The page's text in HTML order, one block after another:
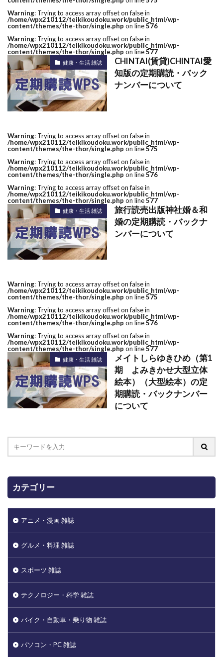
Warning: Trying to access array offset on false in
/home/wpx210112/teikikoudoku.work/public_html/wp-
content/themes/the-thor/single.php on line576
Warning: Trying to access array offset on false in
/home/wpx210112/teikikoudoku.work/public_html/wp-
content/themes/the-thor/single.php on line577
健康・生活 雑誌
CHINTAI(賃貸)CHINTAI愛
知版の定期購読・バック
ナンバーについて
Warning: Trying to access array offset on false in
/home/wpx210112/teikikoudoku.work/public_html/wp-
content/themes/the-thor/single.php on line575
Warning: Trying to access array offset on false in
/home/wpx210112/teikikoudoku.work/public_html/wp-
content/themes/the-thor/single.php on line576
Warning: Trying to access array offset on false in
/home/wpx210112/teikikoudoku.work/public_html/wp-
content/themes/the-thor/single.php on line577
健康・生活 雑誌
旅行読売出版神社婚＆和
婚の定期購読・バックナ
ンバーについて
Warning: Trying to access array offset on false in
/home/wpx210112/teikikoudoku.work/public_html/wp-
content/themes/the-thor/single.php on line575
Warning: Trying to access array offset on false in
/home/wpx210112/teikikoudoku.work/public_html/wp-
content/themes/the-thor/single.php on line576
Warning: Trying to access array offset on false in
/home/wpx210112/teikikoudoku.work/public_html/wp-
content/themes/the-thor/single.php on line577
健康・生活 雑誌
メイトしらゆきひめ（第1
期 よみきかせ大型立体
絵本）（大型絵本）の定
期購読・バックナンバー
について
カテゴリー
アニメ・漫画 雑誌
グルメ・料理 雑誌
スポーツ 雑誌
テクノロジー・科学 雑誌
バイク・自動車・乗り物 雑誌
パソコン・PC 雑誌